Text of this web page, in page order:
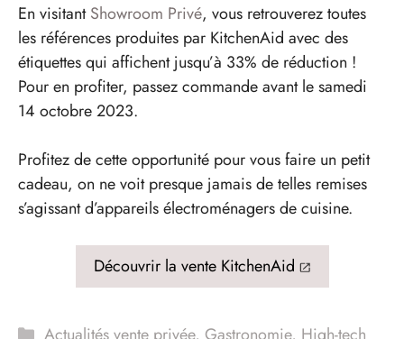
En visitantShowroom Privé, vous retrouverez toutes
les références produites par KitchenAid avec des
étiquettes qui affichent jusqu’à 33% de réduction !
Pour en profiter, passez commande avant le samedi
14 octobre 2023.
Profitez de cette opportunité pour vous faire un petit
cadeau, on ne voit presque jamais de telles remises
s’agissant d’appareils électroménagers de cuisine.
Découvrir la vente KitchenAid
Catégories